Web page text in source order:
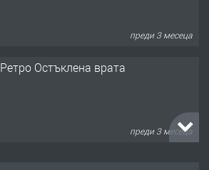
преди 3 месеца
Ретро Остъклена врата
преди 3 месеца